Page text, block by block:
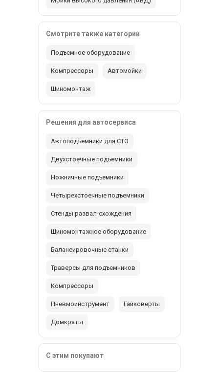
Смотрите также категории
Подъемное оборудование
Компрессоры Автомойки
Шиномонтаж
Решения для автосервиса
Автоподъемники для СТО
Двухстоечные подъемники
Ножничные подъемники
Четырехстоечные подъемники
Стенды развал-схождения
Шиномонтажное оборудование
Балансировочные станки
Траверсы для подъемников
Компрессоры
Пневмоинструмент Гайковерты
Домкраты
С этим покупают